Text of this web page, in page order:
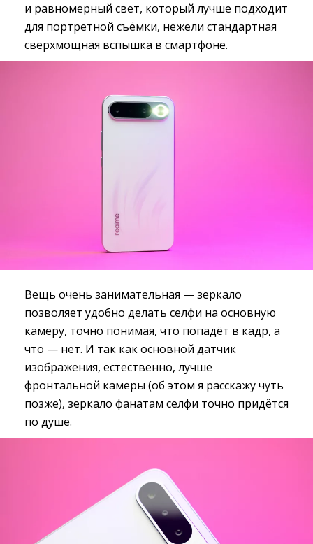
и равномерный свет, который лучше подходит
для портретной съёмки, нежели стандартная
сверхмощная вспышка в смартфоне.
Вещь очень занимательная — зеркало
позволяет удобно делать селфи на основную
камеру, точно понимая, что попадёт в кадр, а
что — нет. И так как основной датчик
изображения, естественно, лучше
фронтальной камеры (об этом я расскажу чуть
позже), зеркало фанатам селфи точно придётся
по душе.